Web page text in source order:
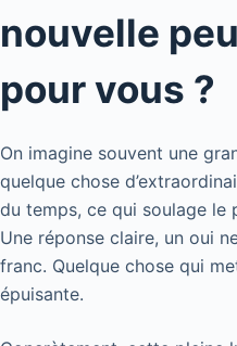
nouvelle
pour vous ?
On imagine souvent une
quelque chose
du temps, ce qui soulage le
Une réponse claire, un oui
franc. Quelque chose qui
épuisante.